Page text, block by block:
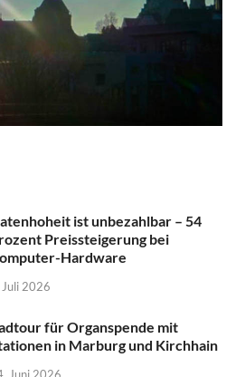
ist unbezahlbar – 54
Preissteigerung bei
Hardware
Juli 2026
für Organspende mit
in Marburg und Kirchhain
Juni 2026